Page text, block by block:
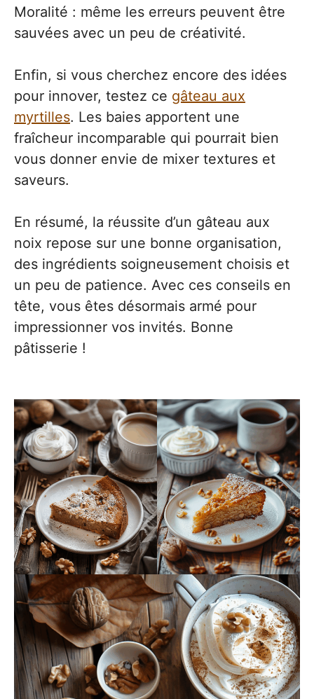
Moralité : même les erreurs peuvent être
sauvées avec un peu de créativité.
Enfin, si vous cherchez encore des idées
pour innover, testez ce gâteau aux
myrtilles. Les baies apportent une
fraîcheur incomparable qui pourrait bien
vous donner envie de mixer textures et
saveurs.
En résumé, la réussite d’un gâteau aux
noix repose sur une bonne organisation,
des ingrédients soigneusement choisis et
un peu de patience. Avec ces conseils en
tête, vous êtes désormais armé pour
impressionner vos invités. Bonne
pâtisserie !